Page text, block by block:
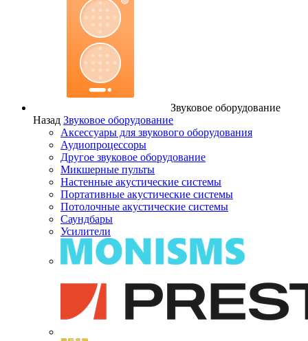
Звуковое оборудование
Назад Звуковое оборудование
Аксессуары для звукового оборудования
Аудиопроцессоры
Другое звуковое оборудование
Микшерные пульты
Настенные акустические системы
Портативные акустические системы
Потолочные акустические системы
Саундбары
Усилители